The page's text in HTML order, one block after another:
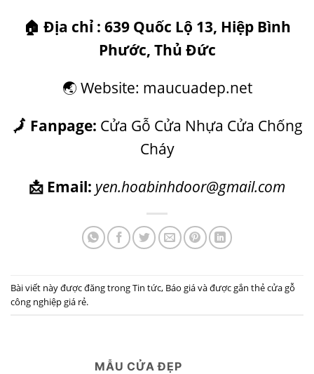
🏠 Địa chỉ : 639 Quốc Lộ 13, Hiệp Bình
Phước, Thủ Đức
🌏 Website: maucuadep.net
🗾 Fanpage: Cửa Gỗ Cửa Nhựa Cửa Chống
Cháy
📩 Email: yen.hoabinhdoor@gmail.com
Bài viết này được đăng trongTin tức, Báo giávà được gắn thẻcửa gỗ
công nghiệp giá rẻ.
MẪU CỬA ĐẸP